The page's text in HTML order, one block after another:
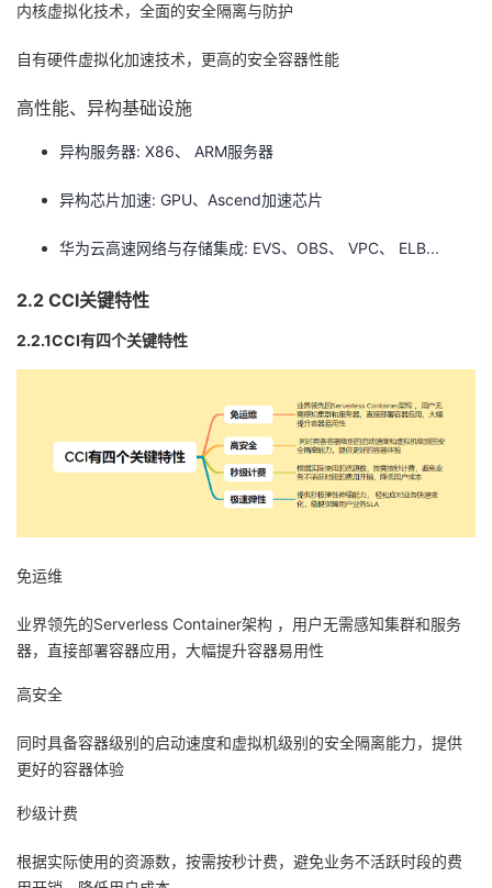
内核虚拟化技术，全面的安全隔离与防护
自有硬件虚拟化加速技术，更高的安全容器性能
高性能、异构基础设施
异构服务器: X86、 ARM服务器
异构芯片加速: GPU、Ascend加速芯片
华为云高速网络与存储集成: EVS、OBS、 VPC、 ELB...
2.2 CCI关键特性
2.2.1CCI有四个关键特性
免运维
业界领先的Serverless Container架构 ，用户无需感知集群和服务
器，直接部署容器应用，大幅提升容器易用性
高安全
同时具备容器级别的启动速度和虚拟机级别的安全隔离能力，提供
更好的容器体验
秒级计费
根据实际使用的资源数，按需按秒计费，避免业务不活跃时段的费